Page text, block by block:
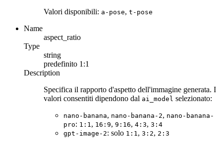
Valori disponibili: a-pose, t-pose
Name
aspect_ratio
Type
string
predefinito 1:1
Description
Specifica il rapporto d'aspetto dell'immagine generata. I
valori consentiti dipendono dal ai_model selezionato:
nano-banana, nano-banana-2, nano-banana-
pro: 1:1, 16:9, 9:16, 4:3, 3:4
gpt-image-2: solo 1:1, 3:2, 2:3